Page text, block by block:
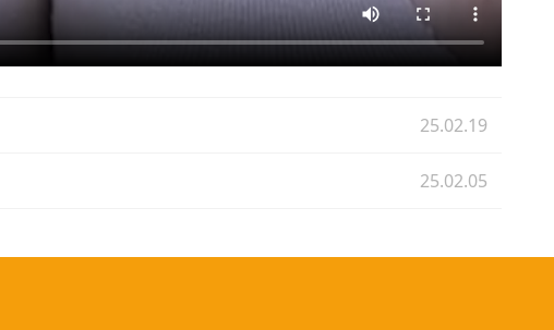
25.02.19
25.02.05